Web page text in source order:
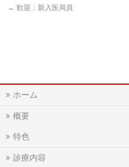
← 歓迎；新入医局員
ホーム
概要
特色
診療内容